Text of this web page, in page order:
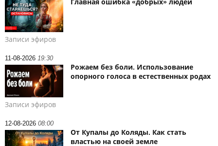
Главная ошибка «добрых» людей
Записи эфиров
11-08-2026 19:30
Рожаем без боли. Использование
опорного голоса в естественных родах
Записи эфиров
12-08-2026 08:00
От Купалы до Коляды. Как стать
властью на своей земле